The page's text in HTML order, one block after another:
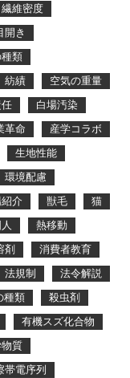
繊維密度
開き
類
紡績
空気の重量
白場汚染
革命
産学コラボ
生地性能
環境配慮
介 獣毛
猫
熱移動
剤
消費者教育
法規制
法令解説
種類
殺虫剤
有機スズ化合物
質
帯電序列